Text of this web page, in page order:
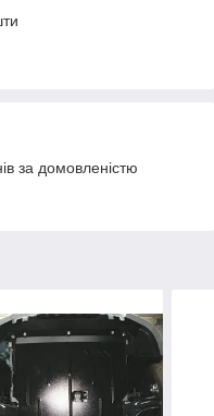
за домовленістю